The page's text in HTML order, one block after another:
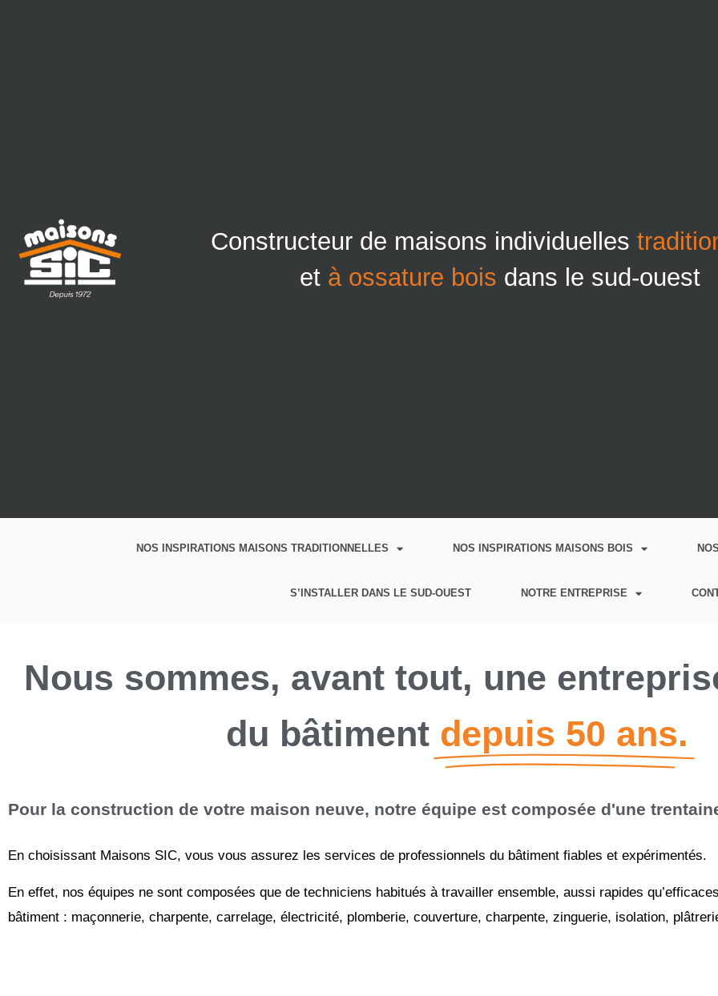
Constructeur de maisons individuelles
et à ossature bois dans le sud-ouest
NOS INSPIRATIONS MAISONS TRADITIONNELLES NOS INSPIRATIONS MAISONS BOIS
S’INSTALLER DANS LE SUD-OUEST NOTRE ENTREPRISE
Nous sommes, avant tout, une
du bâtiment depuis 50 ans.
Pour la construction de votre maison neuve, notre équipe est composée d'une
En choisissant Maisons SIC, vous vous assurez les services de professionnels du bâtiment fiables et expérimentés.
En effet, nos équipes ne sont composées que de techniciens habitués à travailler ensemble, aussi rapides
bâtiment : maçonnerie, charpente, carrelage, électricité, plomberie, couverture, charpente, zinguerie, isolation,